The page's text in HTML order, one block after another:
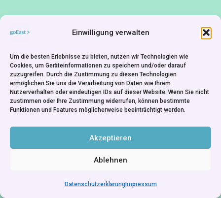
Einwilligung verwalten
Um die besten Erlebnisse zu bieten, nutzen wir Technologien wie
Cookies, um Geräteinformationen zu speichern und/oder darauf
zuzugreifen. Durch die Zustimmung zu diesen Technologien
ermöglichen Sie uns die Verarbeitung von Daten wie Ihrem
Nutzerverhalten oder eindeutigen IDs auf dieser Website. Wenn Sie nicht
zustimmen oder Ihre Zustimmung widerrufen, können bestimmte
Funktionen und Features möglicherweise beeinträchtigt werden.
Akzeptieren
Ablehnen
DatenschutzerklärungImpressum
Eine romantische Liebesgeschichte über
Schnitzelanimation.
Drehbuch:Jan Švankmajer
Kamera:Svatopluk Malý
Animation:Bedřich Glaser
Produktion:Jaromír Kallista